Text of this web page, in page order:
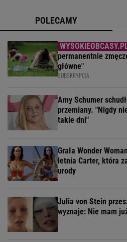
POLECAMY
permanentnie
główne"
SUBSKRYPCJA
Amy Schumer
przemiany. "Nigdy
takie dni"
Grała Wonder
letnia Carter, która
urody
Julia von Stein
wyznaje: Nie mam